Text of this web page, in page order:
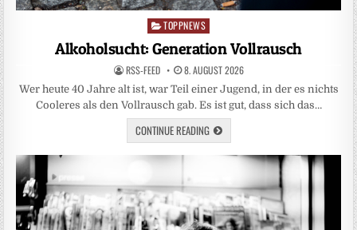
Posted
in
TOPPNEWS
Alkoholsucht: Generation Vollrausch
RSS-FEED 8. AUGUST 2026
Wer heute 40 Jahre alt ist, war Teil einer Jugend, in der es nichts
Cooleres als den Vollrausch gab. Es ist gut, dass sich das…
CONTINUE READING